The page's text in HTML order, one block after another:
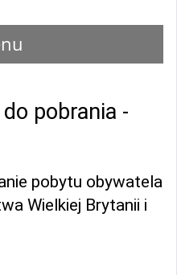
pobrania -
pobytu obywatela
Wielkiej Brytanii i